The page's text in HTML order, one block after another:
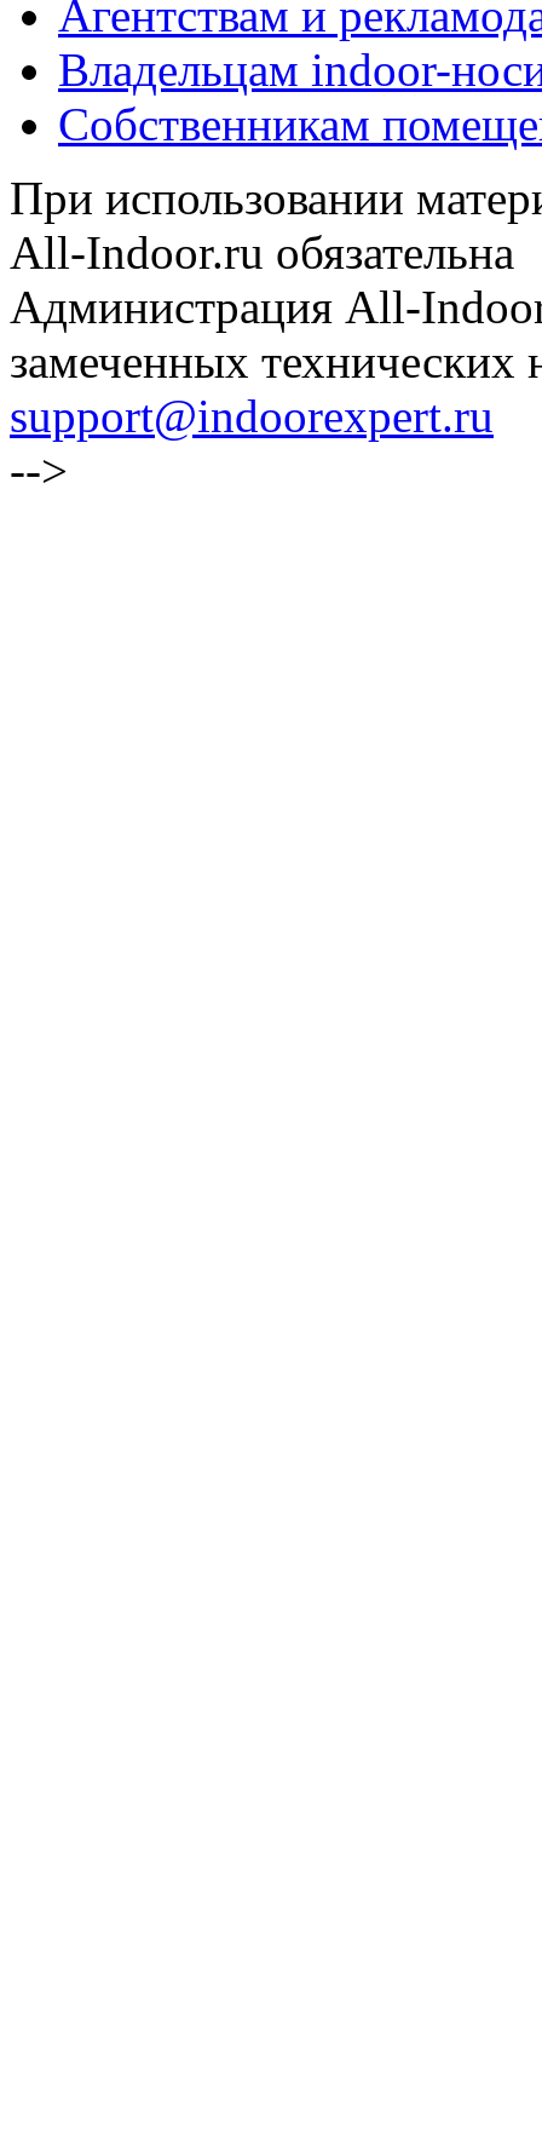
Агентствам и
Владельцам indoor-
Собственникам
При использовании
All-Indoor.ru обязательна
Администрация All-
замеченных технических
support@indoorexpert.ru
-->